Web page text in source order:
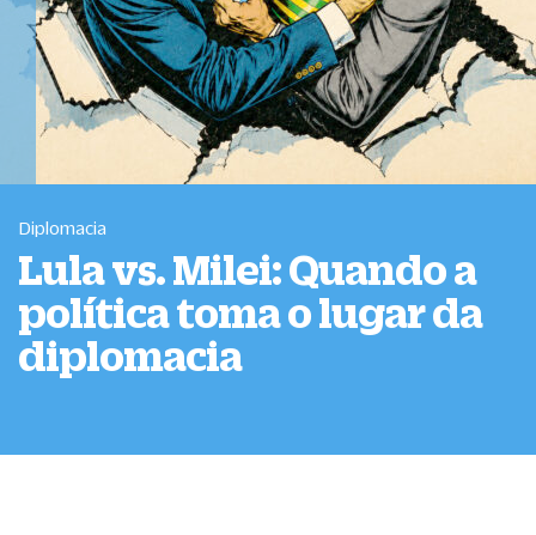
Diplomacia
Lula vs. Milei: Quando a
política toma o lugar da
diplomacia